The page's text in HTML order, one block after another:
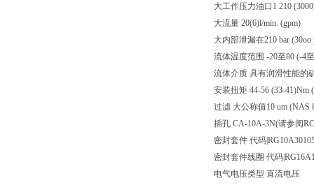
大工作压力油口1 210
大流量 20(6)l/min. (gpm)
大内部泄漏在210 bar
流体温度范围 -20至80 (-4
流体介质 具有润滑性能的
安装扭矩 44-56 (33-41)Nm
过滤 大公称值10 um (NAS
插孔 CA-10A-3N(请参阅
密封套件 代码
密封套件线圈 代码
电气电压类型 直流电压